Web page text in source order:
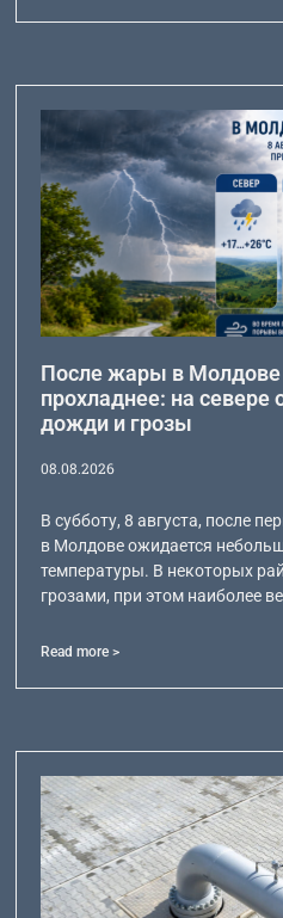
После жары в Молдове
прохладнее: на севере
дожди и грозы
08.08.2026
В субботу, 8 августа, после
в Молдове ожидается
температуры. В некоторых
грозами, при этом наиболее
Read more >